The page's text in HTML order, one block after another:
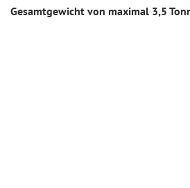
Gesamtgewicht von maximal 3,5